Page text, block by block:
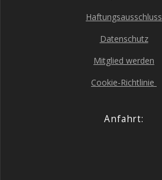
Haf­tungs­aus­schluss
Daten­schutz
Mit­glied werden
Coo­kie-Richt­li­nie
Anfahrt: